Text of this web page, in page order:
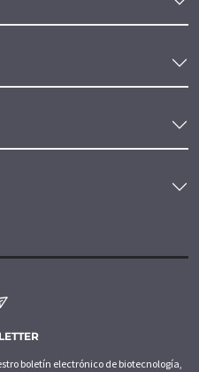
boletín electrónico de biotecnología,